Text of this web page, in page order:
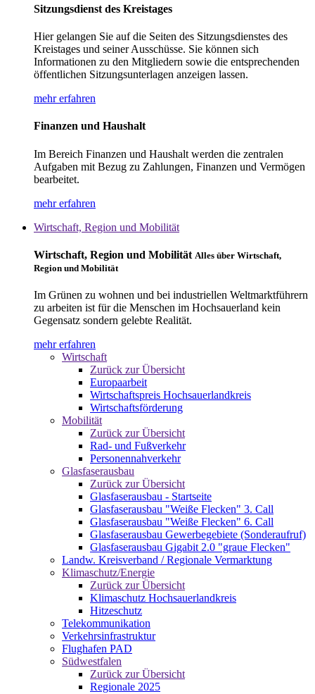
Sitzungsdienst des Kreistages
Hier gelangen Sie auf die Seiten des Sitzungsdienstes des
Kreistages und seiner Ausschüsse. Sie können sich
Informationen zu den Mitgliedern sowie die entsprechenden
öffentlichen Sitzungsunterlagen anzeigen lassen.
mehr erfahren
Finanzen und Haushalt
Im Bereich Finanzen und Haushalt werden die zentralen
Aufgaben mit Bezug zu Zahlungen, Finanzen und Vermögen
bearbeitet.
mehr erfahren
Wirtschaft, Region und Mobilität
Wirtschaft, Region und Mobilität Alles über Wirtschaft,
Region und Mobilität
Im Grünen zu wohnen und bei industriellen Weltmarktführern
zu arbeiten ist für die Menschen im Hochsauerland kein
Gegensatz sondern gelebte Realität.
mehr erfahren
Wirtschaft
Zurück zur Übersicht
Europaarbeit
Wirtschaftspreis Hochsauerlandkreis
Wirtschaftsförderung
Mobilität
Zurück zur Übersicht
Rad- und Fußverkehr
Personennahverkehr
Glasfaserausbau
Zurück zur Übersicht
Glasfaserausbau - Startseite
Glasfaserausbau "Weiße Flecken" 3. Call
Glasfaserausbau "Weiße Flecken" 6. Call
Glasfaserausbau Gewerbegebiete (Sonderaufruf)
Glasfaserausbau Gigabit 2.0 "graue Flecken"
Landw. Kreisverband / Regionale Vermarktung
Klimaschutz/Energie
Zurück zur Übersicht
Klimaschutz Hochsauerlandkreis
Hitzeschutz
Telekommunikation
Verkehrsinfrastruktur
Flughafen PAD
Südwestfalen
Zurück zur Übersicht
Regionale 2025